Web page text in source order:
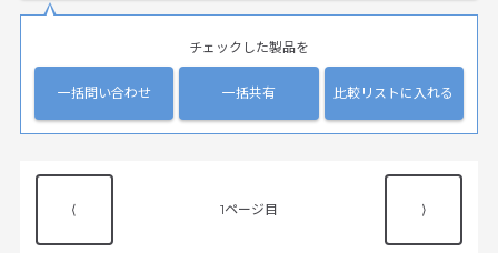
チェックした製品を
一括問い合わせ 一括共有 比較リストに入れる
⟨ 1 ⟩